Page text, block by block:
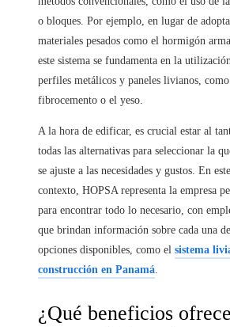
o bloques. Por ejemplo, en lugar de
materiales pesados como el hormigón
este sistema se fundamenta en la
perfiles metálicos y paneles livianos,
fibrocemento o el yeso.
A la hora de edificar, es crucial estar al
todas las alternativas para seleccionar la
se ajuste a las necesidades y gustos. En este
contexto, HOPSA representa la empresa
para encontrar todo lo necesario, con
que brindan información sobre cada una
opciones disponibles, como el sistema
construcción en Panamá.
¿Qué beneficios